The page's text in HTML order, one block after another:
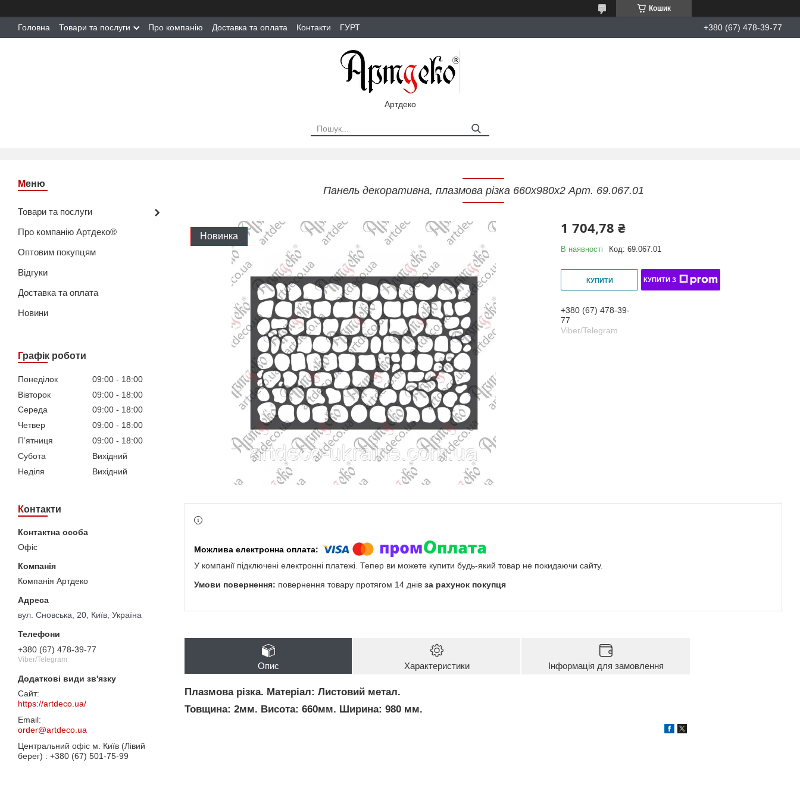
Кошик
Головна Товари та послуги Про компанію Доставка та оплата Контакти ГУРТ +380 (67) 478-39-77
Артдеко
Товари та послуги
Про компанію Артдеко®
Оптовим покупцям
Відгуки
Доставка та оплата
Новини
Графік роботи
Понеділок 09:00
18:00
Вівторок
09:00
18:00
Середа
09:00
18:00
Четвер
09:00
18:00
Пʼятниця
09:00
18:00
Субота
Вихідний
Неділя
Вихідний
Контакти
Офіс
Компанія Артдеко
вул. Сновська, 20, Київ, Україна
+380 (67) 478-39-77
Viber/Telegram
https://artdeco.ua/
order@artdeco.ua
Центральний офіс м. Київ (Лівий
берег)
+380 (67) 501-75-99
Панель декоративна, плазмова різка 660х980х2 Арт. 69.067.01
Новинка 1 704,78 ₴
В наявності Код:69.067.01
КУПИТИ КУПИТИ З
+380 (67) 478-39-
77
Viber/Telegram
У компанії підключені електронні платежі. Тепер ви можете купити будь-який товар не покидаючи сайту.
повернення товару протягом 14 днів за рахунок покупця
Опис Характеристики Інформація для замовлення
Плазмова різка. Матеріал: Листовий метал.
Товщина: 2мм. Висота: 660мм. Ширина: 980 мм.